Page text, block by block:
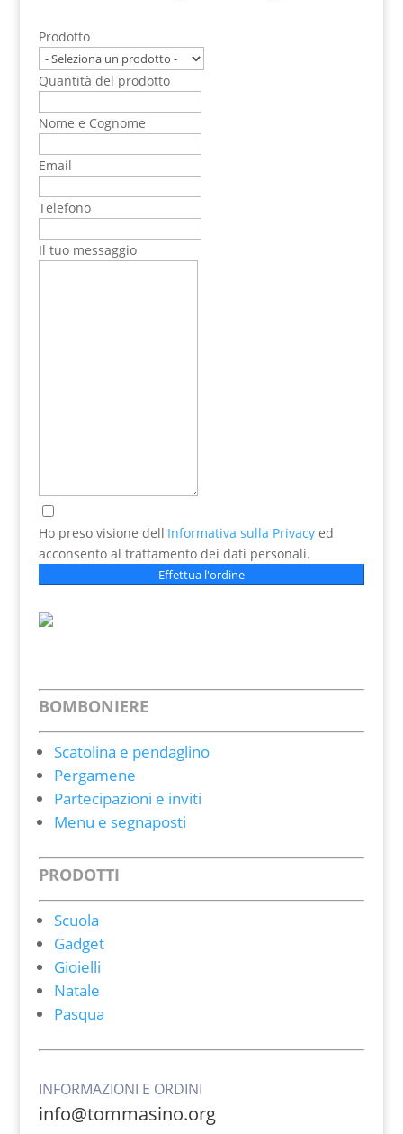
Prodotto
Quantità del prodotto
Nome e Cognome
Email
Telefono
Il tuo messaggio
Ho preso visione dell'Informativa sulla Privacyed
acconsento al trattamento dei dati personali.
Effettua l'ordine
BOMBONIERE
Scatolina e pendaglino
Pergamene
Partecipazioni e inviti
Menu e segnaposti
PRODOTTI
Scuola
Gadget
Gioielli
Natale
Pasqua
INFORMAZIONI E ORDINI
info@tommasino.org